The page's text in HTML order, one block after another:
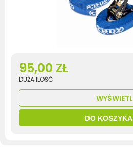
95,00 ZŁ
DUŻA ILOŚĆ
WYŚWIETL
DO KOSZYKA